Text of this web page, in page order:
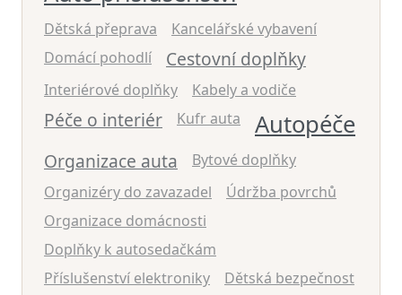
Dětská přeprava
Kancelářské vybavení
Domácí pohodlí
Cestovní doplňky
Interiérové doplňky Kabely a vodiče
Péče o interiér Kufr auta Autopéče
Organizace auta
Bytové doplňky
Organizéry do zavazadel
Údržba povrchů
Organizace domácnosti
Doplňky k autosedačkám
Příslušenství elektroniky
Dětská bezpečnost